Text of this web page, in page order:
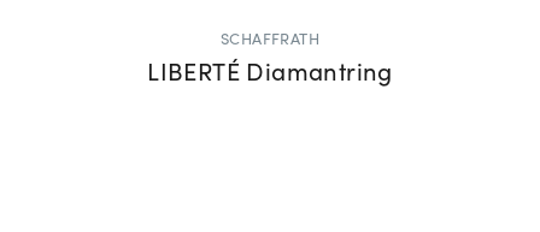
SCHAFFRATH
LIBERTÉ Diamantring